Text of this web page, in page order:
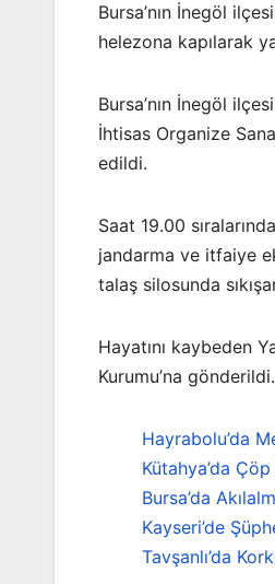
Bursa’nın İnegöl
helezona kapılarak
Bursa’nın İnegöl
İhtisas Organize
edildi.
Saat 19.00
jandarma ve itfaiye
talaş silosunda
Hayatını kaybeden
Kurumu’na
Hayrabolu’da
Kütahya’da
Bursa’da
Kayseri’de
Tavşanlı’da